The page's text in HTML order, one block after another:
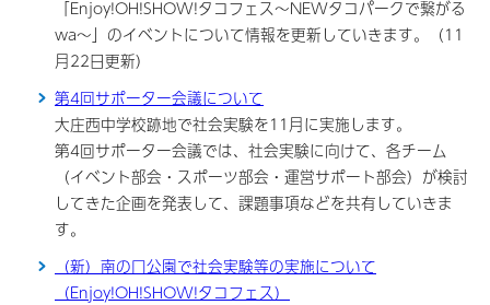
「Enjoy!OH!SHOW!タコフェス～NEWタコパークで繋がる
wa～」のイベントについて情報を更新していきます。（11
月22日更新）
第4回サポーター会議について
大庄西中学校跡地で社会実験を11月に実施します。
第4回サポーター会議では、社会実験に向けて、各チーム
（イベント部会・スポーツ部会・運営サポート部会）が検討
してきた企画を発表して、課題事項などを共有していきま
す。
（新）南の口公園で社会実験等の実施について
（Enjoy!OH!SHOW!タコフェス）